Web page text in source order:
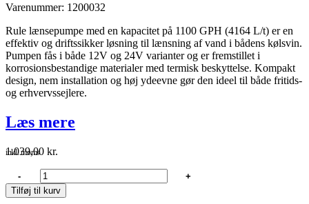
Varenummer: 1200032
Rule lænsepumpe med en kapacitet på 1100 GPH (4164 L/t) er en
effektiv og driftssikker løsning til lænsning af vand i bådens kølsvin.
Pumpen fås i både 12V og 24V varianter og er fremstillet i
korrosionsbestandige materialer med termisk beskyttelse. Kompakt
design, nem installation og høj ydeevne gør den ideel til både fritids-
og erhvervssejlere.
Læs mere
1.039,00 kr.
inkl. moms
Rule
1100
gph
-
+
Tilføj til kurv